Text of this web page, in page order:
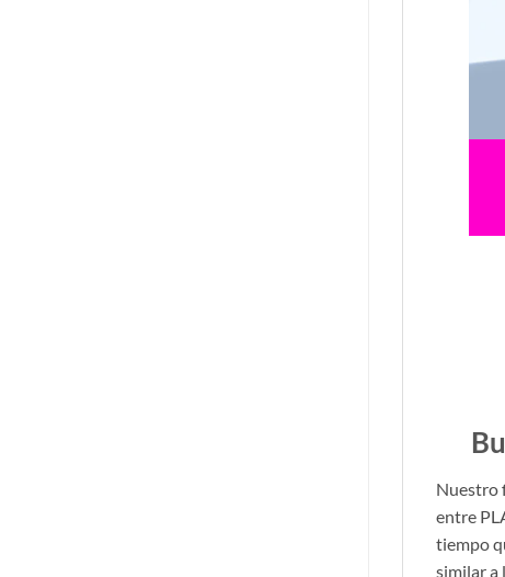
Nuestro
entre
tiempo
similar a